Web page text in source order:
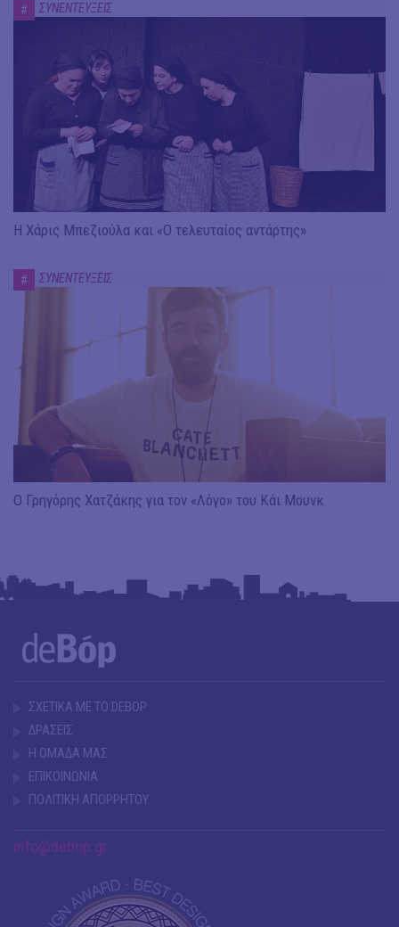
# ΣΥΝΕΝΤΕΥΞΕΙΣ
Η Χάρις Μπεζιούλα και «Ο τελευταίος αντάρτης»
# ΣΥΝΕΝΤΕΥΞΕΙΣ
Ο Γρηγόρης Χατζάκης για τον «Λόγο» του Κάι Μουνκ
ΣΧΕΤΙΚΑ ΜΕ ΤΟ DEBOP
ΔΡΑΣΕΙΣ
Η ΟΜΑΔΑ ΜΑΣ
ΕΠΙΚΟΙΝΩΝΙΑ
ΠΟΛΙΤΙΚΗ ΑΠΟΡΡΗΤΟΥ
info@debop.gr